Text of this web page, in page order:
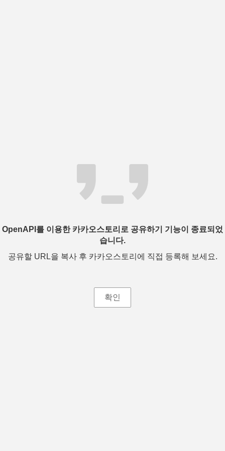
OpenAPI를 이용한 카카오스토리로 공유하기 기능이 종료되었
습니다.
공유할 URL을 복사 후 카카오스토리에 직접 등록해 보세요.
확인